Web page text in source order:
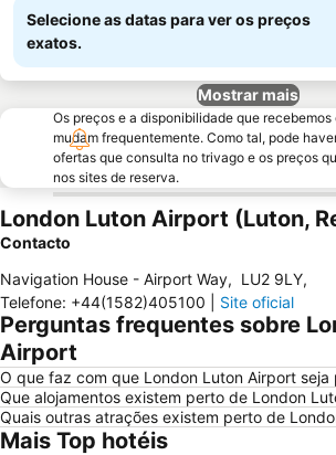
Selecione as datas para ver os preços
exatos.
Mostrar mais
Os preços e a disponibilidade que recebemos
mudam frequentemente. Como tal, pode
ofertas que consulta no trivago e os preços
nos sites de reserva.
London Luton Airport (Luton,
Contacto
Navigation House - Airport Way, LU2 9LY,
Telefone: +44(1582)405100 Site oficial
Perguntas frequentes sobre
Airport
O que faz com que London Luton Airport seja
Que alojamentos existem perto de London
Quais outras atrações existem perto de
Mais Top hotéis